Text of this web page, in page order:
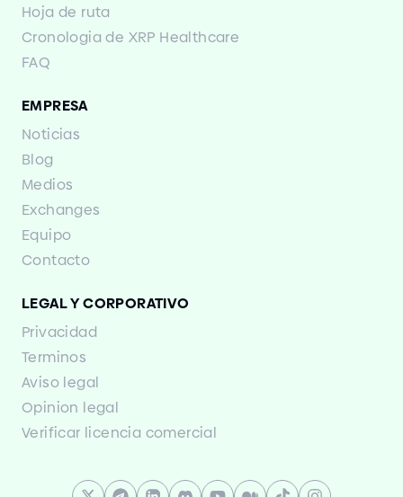
Hoja de ruta
Cronologia de XRP Healthcare
FAQ
EMPRESA
Noticias
Blog
Medios
Exchanges
Equipo
Contacto
LEGAL Y CORPORATIVO
Privacidad
Terminos
Aviso legal
Opinion legal
Verificar licencia comercial